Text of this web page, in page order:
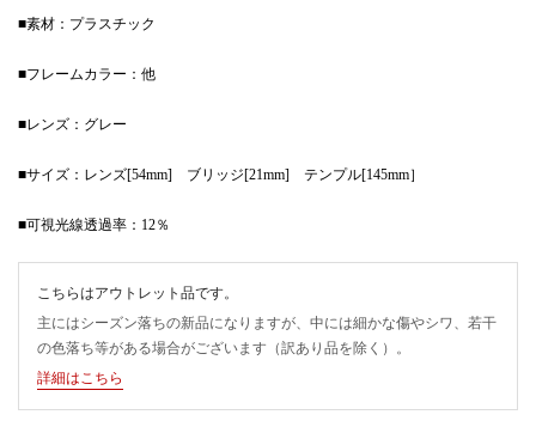
■素材：プラスチック
■フレームカラー：他
■レンズ：グレー
■サイズ：レンズ[54mm] ブリッジ[21mm] テンプル[145mm］
■可視光線透過率：12％
こちらはアウトレット品です。
主にはシーズン落ちの新品になりますが、中には細かな傷やシワ、若干
の色落ち等がある場合がございます（訳あり品を除く）。
詳細はこちら